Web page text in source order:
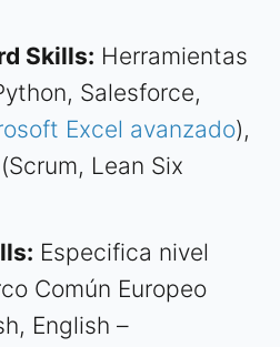
Skills: Herramientas
Salesforce,
Excel avanzado),
Lean Six
Especifica nivel
Común Europeo
English –